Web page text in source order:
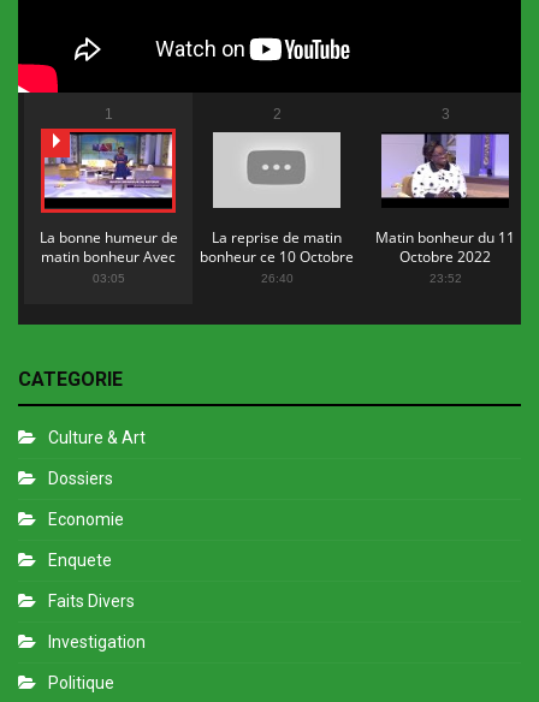
1
La bonne humeur de
matin bonheur Avec
Flopy Mendosa
03:05
2
La reprise de matin
bonheur ce 10 Octobre
2022
26:40
3
Matin bonheur du 11
Octobre 2022
23:52
CATEGORIE
Culture & Art
Dossiers
Economie
Enquete
Faits Divers
Investigation
Politique